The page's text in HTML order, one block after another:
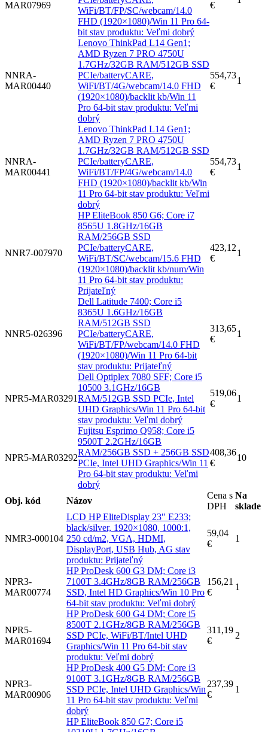
MAR07969
WiFi/BT/FP/SC/webcam/14.0
FHD (1920×1080)/Win 11 Pro 64-
bit stav produktu: Veľmi dobrý
€
NNRA-
MAR00440
Lenovo ThinkPad L14 Gen1;
AMD Ryzen 7 PRO 4750U
1.7GHz/32GB RAM/512GB SSD
PCIe/batteryCARE,
WiFi/BT/4G/webcam/14.0 FHD
(1920×1080)/backlit kb/Win 11
Pro 64-bit stav produktu: Veľmi
dobrý
554,73
€
1
NNRA-
MAR00441
Lenovo ThinkPad L14 Gen1;
AMD Ryzen 7 PRO 4750U
1.7GHz/32GB RAM/512GB SSD
PCIe/batteryCARE,
WiFi/BT/FP/4G/webcam/14.0
FHD (1920×1080)/backlit kb/Win
11 Pro 64-bit stav produktu: Veľmi
dobrý
554,73
€
1
NNR7-007970
HP EliteBook 850 G6; Core i7
8565U 1.8GHz/16GB
RAM/256GB SSD
PCIe/batteryCARE,
WiFi/BT/SC/webcam/15.6 FHD
(1920×1080)/backlit kb/num/Win
11 Pro 64-bit stav produktu:
Prijateľný
423,12
€
1
NNR5-026396
Dell Latitude 7400; Core i5
8365U 1.6GHz/16GB
RAM/512GB SSD
PCIe/batteryCARE,
WiFi/BT/FP/webcam/14.0 FHD
(1920×1080)/Win 11 Pro 64-bit
stav produktu: Prijateľný
313,65
€
1
NPR5-MAR03291
Dell Optiplex 7080 SFF; Core i5
10500 3.1GHz/16GB
RAM/512GB SSD PCIe, Intel
UHD Graphics/Win 11 Pro 64-bit
stav produktu: Veľmi dobrý
519,06
€
1
NPR5-MAR03292
Fujitsu Esprimo Q958; Core i5
9500T 2.2GHz/16GB
RAM/256GB SSD + 256GB SSD
PCIe, Intel UHD Graphics/Win 11
Pro 64-bit stav produktu: Veľmi
dobrý
408,36
€
10
Obj. kód Názov
Cena s
DPH
Na
sklade
NMR3-000104
LCD HP EliteDisplay 23″ E233;
black/silver, 1920×1080, 1000:1,
250 cd/m2, VGA, HDMI,
DisplayPort, USB Hub, AG stav
produktu: Prijateľný
59,04
€
1
NPR3-
MAR00774
HP ProDesk 600 G3 DM; Core i3
7100T 3.4GHz/8GB RAM/256GB
SSD, Intel HD Graphics/Win 10 Pro
64-bit stav produktu: Veľmi dobrý
156,21
€
1
NPR5-
MAR01694
HP ProDesk 600 G4 DM; Core i5
8500T 2.1GHz/8GB RAM/256GB
SSD PCIe, WiFi/BT/Intel UHD
Graphics/Win 11 Pro 64-bit stav
produktu: Veľmi dobrý
311,19
€
2
NPR3-
MAR00906
HP ProDesk 400 G5 DM; Core i3
9100T 3.1GHz/8GB RAM/256GB
SSD PCIe, Intel UHD Graphics/Win
11 Pro 64-bit stav produktu: Veľmi
dobrý
237,39
€
1
HP EliteBook 850 G7; Core i5